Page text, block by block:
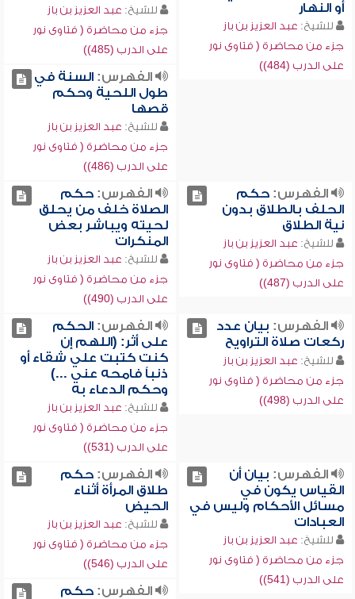
أو النهار
للشيخ: عبد العزيز بن باز
جزء من محاضرة ( فتاوى نور
على الدرب (484))
للشيخ: عبد العزيز بن باز
جزء من محاضرة ( فتاوى نور
على الدرب (485))
الفهرس:السنة في
طول اللحية وحكم
قصها
للشيخ: عبد العزيز بن باز
جزء من محاضرة ( فتاوى نور
على الدرب (486))
الفهرس:حكم
الحلف بالطلاق بدون
نية الطلاق
للشيخ: عبد العزيز بن باز
جزء من محاضرة ( فتاوى نور
على الدرب (487))
الفهرس:حكم
الصلاة خلف من يحلق
لحيته ويباشر بعض
المنكرات
للشيخ: عبد العزيز بن باز
جزء من محاضرة ( فتاوى نور
على الدرب (490))
الفهرس: بيان عدد
ركعات صلاة التراويح
للشيخ: عبد العزيز بن باز
جزء من محاضرة ( فتاوى نور
على الدرب (498))
الفهرس:الحكم
على أثر: (اللهم إن
كنت كتبت علي شقاء أو
ذنباً فامحه عني ...)
وحكم الدعاء به
للشيخ: عبد العزيز بن باز
جزء من محاضرة ( فتاوى نور
على الدرب (531))
الفهرس: بيان أن
القياس يكون في
مسائل الأحكام وليس في
العبادات
للشيخ: عبد العزيز بن باز
جزء من محاضرة ( فتاوى نور
على الدرب (541))
الفهرس:حكم
طلاق المرأة أثناء
الحيض
للشيخ: عبد العزيز بن باز
جزء من محاضرة ( فتاوى نور
على الدرب (546))
الفهرس:حكم